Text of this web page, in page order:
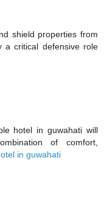
shield properties from
a critical defensive role
hotel in guwahati will
of comfort,
in guwahati